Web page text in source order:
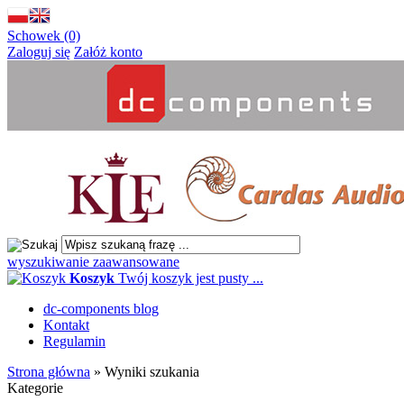
Schowek (0)
Zaloguj się Załóż konto
wyszukiwanie zaawansowane
Koszyk Twój koszyk jest pusty ...
dc-components blog
Kontakt
Regulamin
Strona główna » Wyniki szukania
Kategorie